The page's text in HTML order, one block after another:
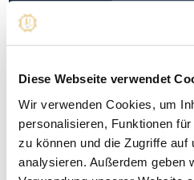
Diese Webseite verwendet
Wir verwenden Cookies, um
personalisieren, Funktionen
zu können und die Zugriffe auf
analysieren. Außerdem geben
Feingehalt
Gewicht
Steinqualität
Edelsteinfarbe